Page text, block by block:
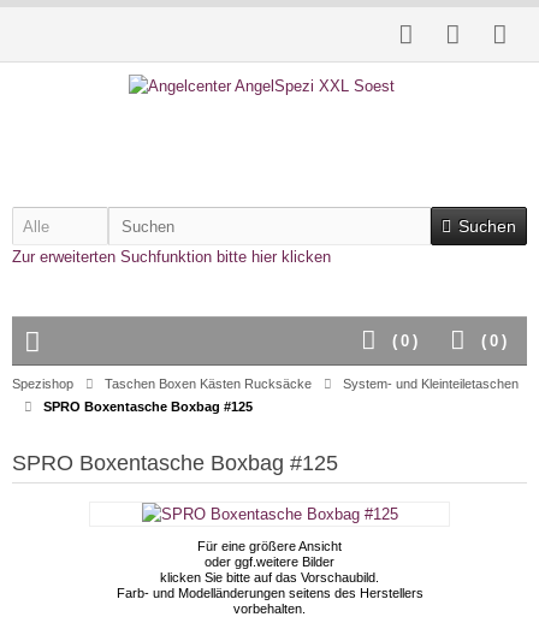
Suchen
Zur erweiterten Suchfunktion bitte hier klicken
( 0 )
( 0 )
Spezishop Taschen Boxen Kästen Rucksäcke
System- und Kleinteiletaschen
SPRO Boxentasche Boxbag #125
SPRO Boxentasche Boxbag #125
Für eine größere Ansicht
oder ggf.weitere Bilder
klicken Sie bitte auf das Vorschaubild.
Farb- und Modelländerungen seitens des Herstellers
vorbehalten.